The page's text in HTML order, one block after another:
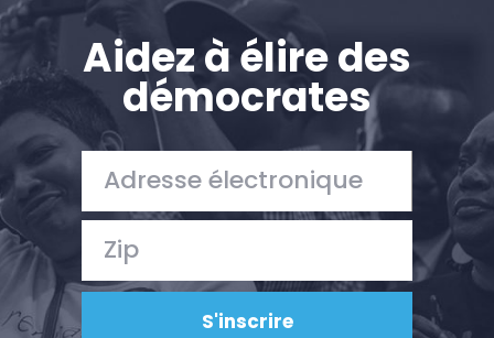
Aidez à élire des
démocrates